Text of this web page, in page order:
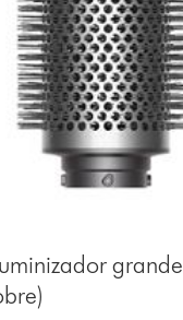
grande